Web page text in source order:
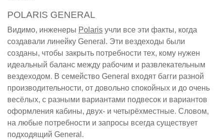
POLARIS GENERAL
Видимо, инженеры Polaris учли все эти факты, когда
создавали линейку General. Эти вездеходы были
созданы, чтобы закрыть потребности тех, кому нужен
идеальный баланс между рабочим и развлекательным
вездеходом. В семейство General входят багги разной
производительности, от довольно спокойных и до очень
весёлых, с разными вариантами подвесок и вариантов
оформления кабины, двух- и четырёхместные. Словом,
на любые потребности и запросы всегда существует
подходящий General.